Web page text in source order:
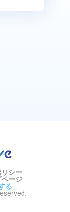
シー
ージ
る